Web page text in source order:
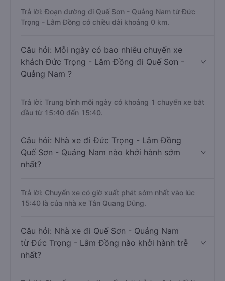
Trả lời: Đoạn đường đi Quế Sơn - Quảng Nam từ Đức
Trọng - Lâm Đồng có chiều dài khoảng 0 km.
Câu hỏi: Mỗi ngày có bao nhiêu chuyến xe
khách Đức Trọng - Lâm Đồng đi Quế Sơn -
Quảng Nam ?
Trả lời: Trung bình mỗi ngày có khoảng 1 chuyến xe bắt
đầu từ 15:40 đến 15:40.
Câu hỏi: Nhà xe đi Đức Trọng - Lâm Đồng
Quế Sơn - Quảng Nam nào khởi hành sớm
nhất?
Trả lời: Chuyến xe có giờ xuất phát sớm nhất vào lúc
15:40 là của nhà xe Tân Quang Dũng.
Câu hỏi: Nhà xe đi Quế Sơn - Quảng Nam
từ Đức Trọng - Lâm Đồng nào khởi hành trễ
nhất?